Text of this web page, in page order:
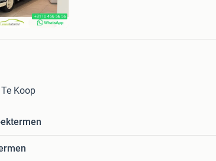
Rotterdam
Koop